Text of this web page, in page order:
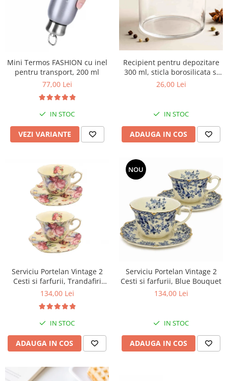
Mini Termos FASHION cu inel
pentru transport, 200 ml
77,00 Lei
IN STOC
VEZI VARIANTE
Recipient pentru depozitare
300 ml, sticla borosilicata si
capac din lemn
26,00 Lei
IN STOC
ADAUGA IN COS
Serviciu Portelan Vintage 2
Cesti si farfurii, Trandafiri
NEW
134,00 Lei
IN STOC
ADAUGA IN COS
NOU
Serviciu Portelan Vintage 2
Cesti si farfurii, Blue Bouquet
134,00 Lei
IN STOC
ADAUGA IN COS